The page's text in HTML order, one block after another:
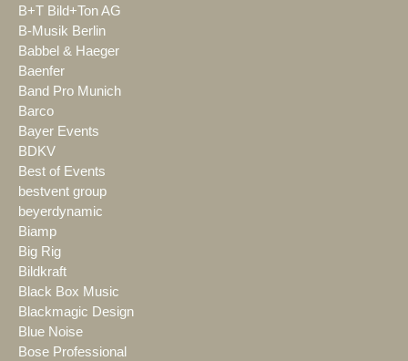
B+T Bild+Ton AG
B-Musik Berlin
Babbel & Haeger
Baenfer
Band Pro Munich
Barco
Bayer Events
BDKV
Best of Events
bestvent group
beyerdynamic
Biamp
Big Rig
Bildkraft
Black Box Music
Blackmagic Design
Blue Noise
Bose Professional